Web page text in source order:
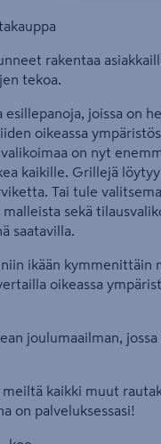
rakentaa
tekoa.
joissa on
oikeassa
on nyt
kaikille. Grillejä löytyy
Tai tule
sekä
saatavilla.
ikään kymmenittäin
oikeassa
joulumaailman,
meiltä kaikki muut
on palveluksessasi!